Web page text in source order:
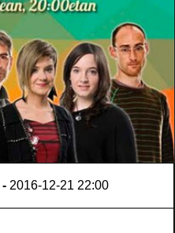
- 2016-12-21 22:00